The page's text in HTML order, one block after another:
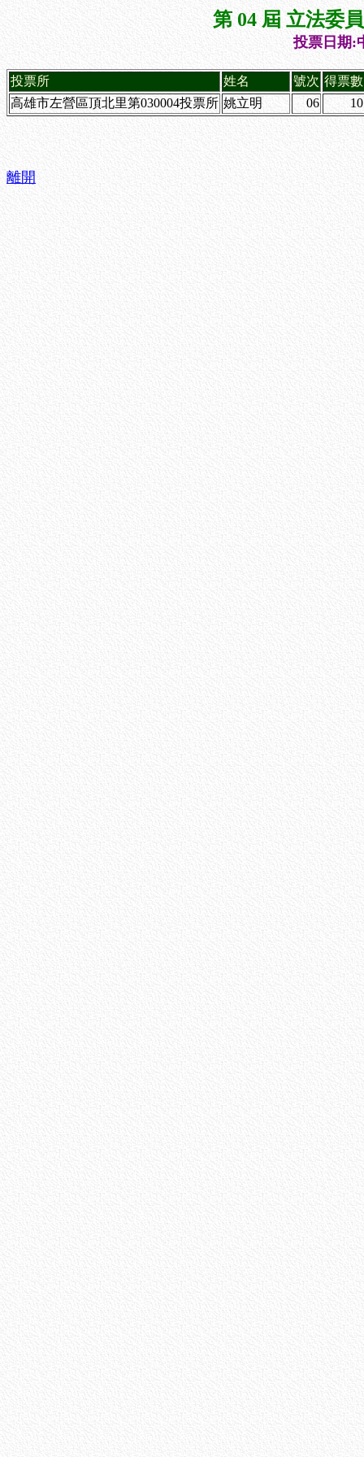
第 04 屆 立法委
投票日期:
投票所 姓名 號次 得票數
高雄市左營區頂北里第030004投票所 姚立明 06 10
離開